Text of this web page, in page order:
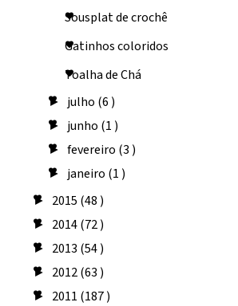
Sousplat de crochê
Gatinhos coloridos
Toalha de Chá
► julho (6 )
► junho (1 )
►fevereiro (3 )
► janeiro (1 )
► 2015 (48 )
► 2014(72 )
► 2013 (54 )
► 2012(63 )
► 2011 (187 )